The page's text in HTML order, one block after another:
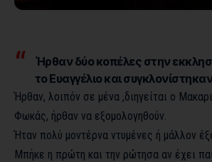
Ήρθαν δύο κοπέλες στην
το Ευαγγέλιο και
Ήρθαν, λοιπόν σε μένα ,διηγείται ο
Φωκάς, ήρθαν να εξομολογηθούν.
Ήταν πολύ μοντέρνα ντυμένες ή μάλλον
Μπήκε η πρώτη και την ρώτησα αν έχει